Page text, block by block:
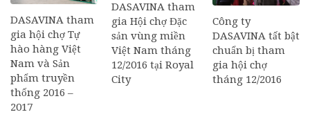
DASAVINA tham
gia hội chợ Tự
hào hàng Việt
Nam và Sản
phẩm truyền
thống 2016 –
2017
DASAVINA tham
gia Hội chợ Đặc
sản vùng miền
Việt Nam tháng
12/2016 tại Royal
City
Công ty
DASAVINA tất bật
chuẩn bị tham
gia hội chợ
tháng 12/2016